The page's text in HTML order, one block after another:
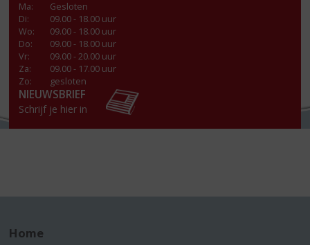
Ma:
Gesloten
Di:
09.00 - 18.00 uur
Wo:
09.00 - 18.00 uur
Do:
09.00 - 18.00 uur
Vr:
09.00 - 20.00 uur
Za:
09.00 - 17.00 uur
Zo:
gesloten
NIEUWSBRIEF
Schrijf je hier in
Home